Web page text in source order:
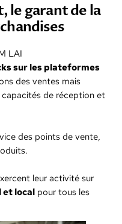
le garant de la
LAI
sur les plateformes
des ventes mais
de réception et
des points de vente,
leur activité sur
et local pour tous les